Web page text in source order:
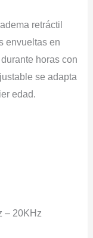
retráctil
envueltas en
horas con
se adapta
edad.
– 20KHz